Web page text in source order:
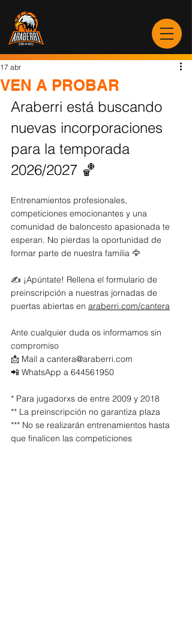
VEN A PROBAR
17 abr
Araberri está buscando
nuevas incorporaciones
para la temporada
2026/2027 🏀
Entrenamientos profesionales,
competiciones emocionantes y una
comunidad de baloncesto apasionada te
esperan. No pierdas la oportunidad de
formar parte de nuestra familia 🦅
✍️ ¡Apúntate! Rellena el formulario de
preinscripción a nuestras jornadas de
puertas abiertas en araberri.com/cantera
Ante cualquier duda os informamos sin
compromiso
📩 ⁠Mail a cantera@araberri.com
📲 WhatsApp a 644561950
* Para jugadorxs de entre 2009 y 2018
** La preinscripción no garantiza plaza
*** No se realizarán entrenamientos hasta
que finalicen las competiciones